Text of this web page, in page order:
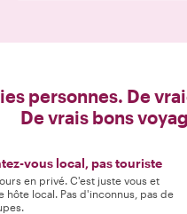
personnes. De
De vrais bons
vous local, pas touriste
en privé. C'est juste vous et
hôte local. Pas d'inconnus, pas de